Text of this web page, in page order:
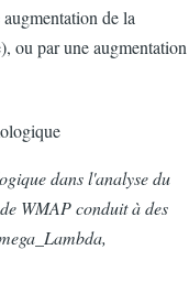
de la
ou par une augmentation
dans l'analyse du
WMAP conduit à des